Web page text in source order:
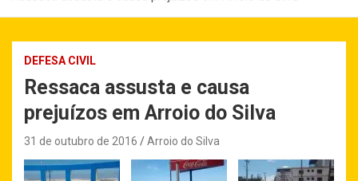
DEFESA CIVIL
Ressaca assusta e causa
prejuízos em Arroio do Silva
31 de outubro de 2016 Arroio do Silva